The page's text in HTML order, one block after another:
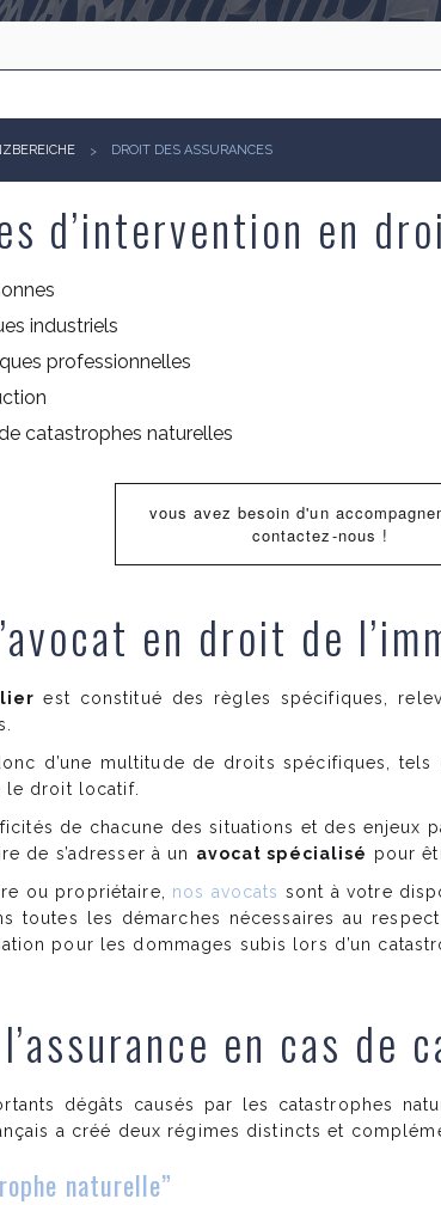
DROIT DES ASSURANCES
d’intervention en
industriels
professionnelles
catastrophes naturelles
vous avez besoin d'un
contactez-nous !
en droit de
est constitué des règles spécifiques,
d’une multitude de droits spécifiques,
le droit locatif.
de chacune des situations et des enjeux
de s’adresser à un avocat spécialisé pour
ou propriétaire, nos avocats sont à votre
toutes les démarches nécessaires au
pour les dommages subis lors d’un
en cas de
dégâts causés par les catastrophes
a créé deux régimes distincts et
naturelle”